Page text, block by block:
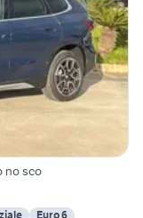
no sco
Euro 6